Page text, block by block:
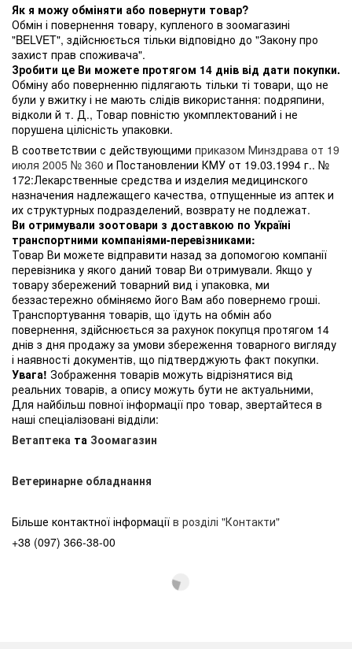
Як я можу обміняти або повернути товар?
Обмін і повернення товару, купленого в зоомагазині
"BELVET", здійснюється тільки відповідно до "Закону про
захист прав споживача".
Зробити це Ви можете протягом 14 днів від дати покупки.
Обміну або поверненню підлягають тільки ті товари, що не
були у вжитку і не мають слідів використання: подряпини,
відколи й т. Д., Товар повністю укомплектований і не
порушена цілісність упаковки.
В соответствии с действующими приказом Минздрава от 19
июля 2005 № 360 и Постановлении КМУ от 19.03.1994 г.. №
172:Лекарственные средства и изделия медицинского
назначения надлежащего качества, отпущенные из аптек и
их структурных подразделений, возврату не подлежат.
Ви отримували зоотовари з доставкою по Україні
транспортними компаніями-перевізниками:
Товар Ви можете відправити назад за допомогою компанії
перевізника у якого даний товар Ви отримували. Якщо у
товару збережений товарний вид і упаковка, ми
беззастережно обміняємо його Вам або повернемо гроші.
Транспортування товарів, що їдуть на обмін або
повернення, здійснюється за рахунок покупця протягом 14
днів з дня продажу за умови збереження товарного вигляду
і наявності документів, що підтверджують факт покупки.
Увага! Зображення товарів можуть відрізнятися від
реальних товарів, а опису можуть бути не актуальними,
Для найбільш повної інформації про товар, звертайтеся в
наші спеціалізовані відділи:
Ветаптека та Зоомагазин
Ветеринарне обладнання
Більше контактної інформації в розділі "Контакти"
+38 (097) 366-38-00